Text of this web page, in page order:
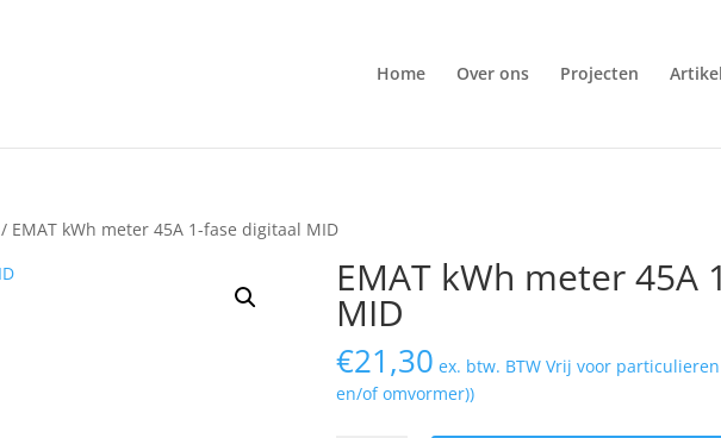
Home Over ons Projecten
/ EMAT kWh meter 45A 1-fase digitaal MID
EMAT kWh meter 45A
MID
€21,30 ex. btw. BTW Vrij voor
en/of omvormer))